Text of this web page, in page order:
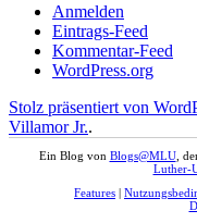
Anmelden
Eintrags-Feed
Kommentar-Feed
WordPress.org
Stolz präsentiert von
Villamor Jr..
Ein Blog von Blogs@MLU,
Luther-
Features |